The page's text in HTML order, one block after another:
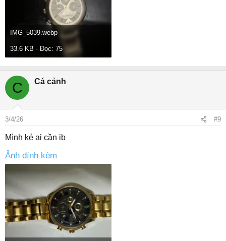
IMG_5039.webp
33.6 KB · Đọc: 75
C Cá cảnh
3/4/26 #9
Mình ké ai cần ib
Ảnh đính kèm